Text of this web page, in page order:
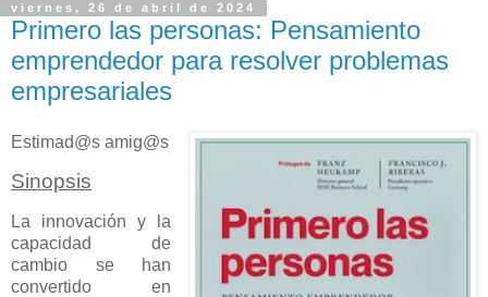
viernes, 26 de abril de 2024
Primero las personas: Pensamiento
emprendedor para resolver problemas
empresariales
Estimad@s amig@s
Sinopsis
La innovación y la
capacidad de
cambio se han
convertido en